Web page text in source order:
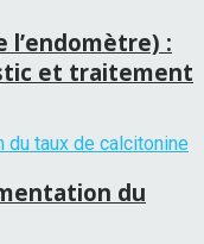
l’endomètre) :
et traitement
du